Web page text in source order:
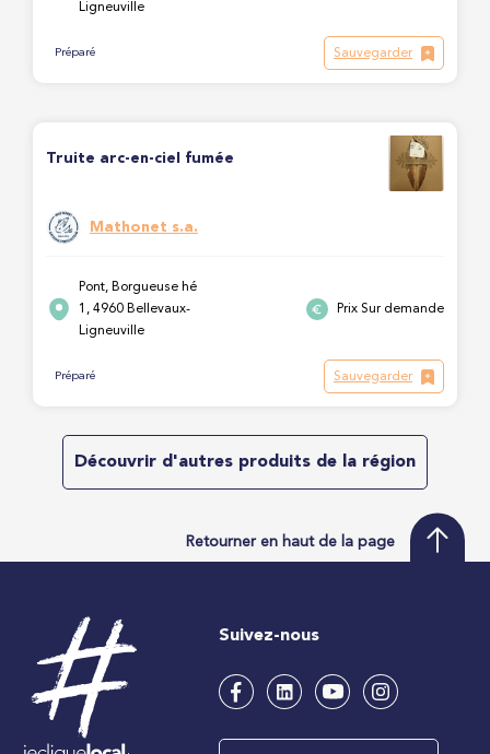
Ligneuville
Préparé Sauvegarder
Truite arc-en-ciel fumée
Mathonet s.a.
Pont, Borgueuse hé
1, 4960 Bellevaux-
Ligneuville
Prix Sur demande
Préparé Sauvegarder
Découvrir d'autres produits de la région
Retourner en haut de la page
Suivez-nous